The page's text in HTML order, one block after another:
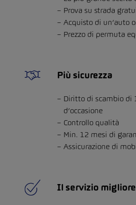
Prova su strada
Acquisto di un’auto
Prezzo di permuta
Più sicurezza
Diritto di scambio di
d’occasione
Controllo qualità
Min. 12 mesi di
Assicurazione di
Il servizio migliore